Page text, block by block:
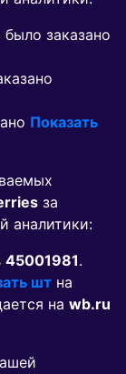
заказано
Показать
за
аналитики:
45001981.
шт на
на wb.ru